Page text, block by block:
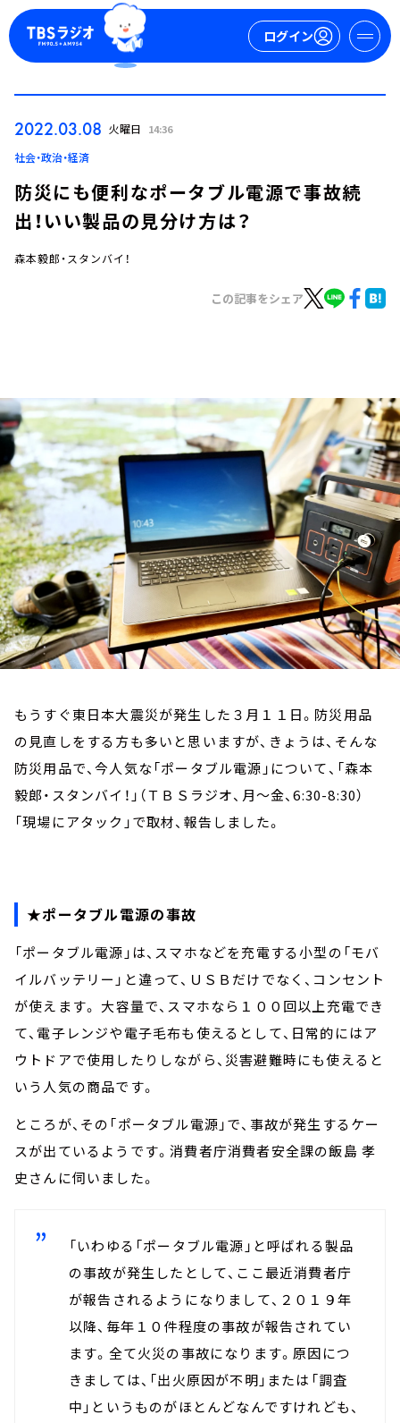
ログイン
お知らせ
イベント・グッズ
YouTube
会社情報
2022.03.08 火曜日 14:36
社会・政治・経済
防災にも便利なポータブル電源で事故続
出！いい製品の見分け方は？
森本毅郎・スタンバイ！
この記事をシェア
もうすぐ東日本大震災が発生した３月１１日。防災用品
の見直しをする方も多いと思いますが、きょうは、そんな
防災用品で、今人気な「ポータブル電源」について、「森本
毅郎・スタンバイ！」（ＴＢＳラジオ、月～金、6:30-8:30）
「現場にアタック」で取材、報告しました。
★ポータブル電源の事故
「ポータブル電源」は、スマホなどを充電する小型の「モバ
イルバッテリー」と違って、ＵＳＢだけでなく、コンセント
が使えます。 大容量で、スマホなら１００回以上充電でき
て、電子レンジや電子毛布も使えるとして、日常的にはア
ウトドアで使用したりしながら、災害避難時にも使えると
いう人気の商品です。
ところが、その「ポータブル電源」で、事故が発生するケー
スが出ているようです。消費者庁消費者安全課の飯島 孝
史さんに伺いました。
「いわゆる「ポータブル電源」と呼ばれる製品
の事故が発生したとして、ここ最近消費者庁
が報告されるようになりまして、２０１９年
以降、毎年１０件程度の事故が報告されてい
ます。全て火災の事故になります。原因につ
きましては、「出火原因が不明」または「調査
中」というものがほとんどなんですけれども、